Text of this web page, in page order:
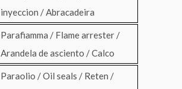
inyeccion / Abracadeira
Parafiamma / Flame arrester /
Arandela de asciento / Calco
Paraolio / Oil seals / Reten /